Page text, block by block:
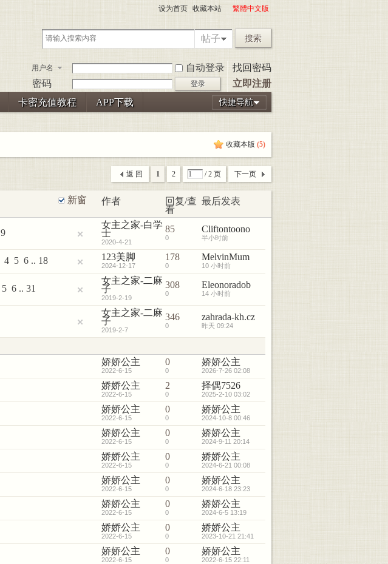
设为首页 收藏本站 繁體中文版
帖子 搜索
用户名 自动登录
找回密码
密码
登录 立即注册
快捷导航
卡密充值教程 APP下载
收藏本版 (5)
1 2 / 2 页 下一页
返 回
新窗 作者
回复/查
看
最后发表
9
女主之家-白学
士
2020-4-21
85
0
Cliftontoono
半小时前
4 5 6 .. 18 123美脚
2024-12-17
178
0
MelvinMum
10 小时前
5 6 .. 31
女主之家-二麻
子
2019-2-19
308
0
Eleonoradob
14 小时前
女主之家-二麻
子
2019-2-7
346
0
zahrada-kh.cz
昨天 09:24
娇娇公主
2022-6-15
0
0
娇娇公主
2026-7-26 02:08
娇娇公主
2022-6-15
2
0
择偶7526
2025-2-10 03:02
娇娇公主
2022-6-15
0
0
娇娇公主
2024-10-8 00:46
娇娇公主
2022-6-15
0
0
娇娇公主
2024-9-11 20:14
娇娇公主
2022-6-15
0
0
娇娇公主
2024-6-21 00:08
娇娇公主
2022-6-15
0
0
娇娇公主
2024-6-18 23:23
娇娇公主
2022-6-15
0
0
娇娇公主
2024-6-5 13:19
娇娇公主
2022-6-15
0
0
娇娇公主
2023-10-21 21:41
娇娇公主
2022-6-15
0
0
娇娇公主
2022-6-15 22:11